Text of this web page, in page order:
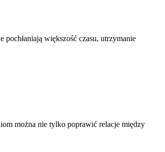
większość czasu, utrzymanie
można nie tylko poprawić relacje między